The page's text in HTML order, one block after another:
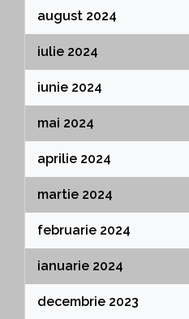
august 2024
iulie 2024
iunie 2024
mai 2024
aprilie 2024
martie 2024
februarie 2024
ianuarie 2024
decembrie 2023